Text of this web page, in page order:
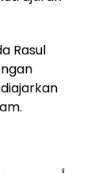
Rasul